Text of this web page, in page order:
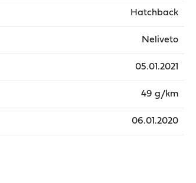
Hatchback
Neliveto
05.01.2021
49 g/km
06.01.2020